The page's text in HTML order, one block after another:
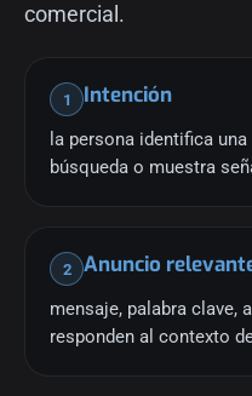
comercial.
1 Intención
la persona identifica
búsqueda o muestra
2 Anuncio
mensaje, palabra clave,
responden al contexto